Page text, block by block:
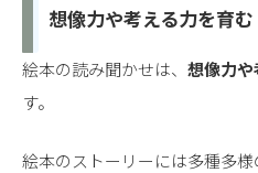
想像力や考える力を育む
絵本の読み聞かせは、 想像力
す。
絵本のストーリーには多種多